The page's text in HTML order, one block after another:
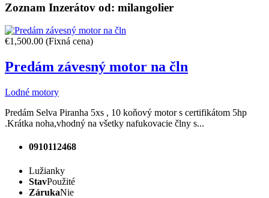
Zoznam Inzerátov od: milangolier
€1,500.00 (Fixná cena)
Predám závesný motor na čln
Lodné motory
Predám Selva Piranha 5xs , 10 koňový motor s certifikátom 5hp
.Krátka noha,vhodný na všetky nafukovacie člny s...
0910112468
Lužianky
StavPoužité
ZárukaNie